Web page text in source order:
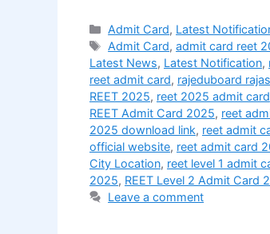
Categories
Admit Card, Latest
Tags
Admit Card,admit card reet
Latest News, Latest Notification,
reet admit card, rajeduboard
REET 2025, reet 2025 admit card
REET Admit Card 2025, reet
2025 download link​, reet admit
official website, reet admit card
City Location, reet level 1 admit
2025, REET Level 2 Admit Card
Leave a comment